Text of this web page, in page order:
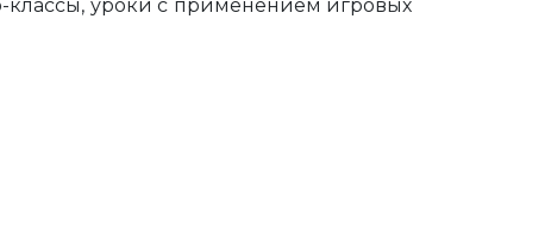
классы, уроки с применением игровых